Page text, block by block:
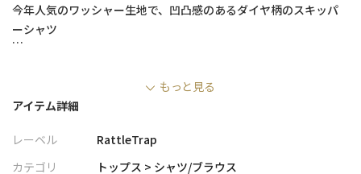
今年人気のワッシャー生地で、凹凸感のあるダイヤ柄のスキッパ
ーシャツ
ヴァルーズほどではなく、程よく胸元に切り込みが入ったデザイ
ンが特徴の７分袖シャツ
ながら暑苦しくなく、ジャージー素材なので伸縮性にも優れた機
能的な七分袖シャツです。
もっと見る
アイテム詳細
レーベル
RattleTrap
カテゴリ
トップス > シャツ/ブラウス